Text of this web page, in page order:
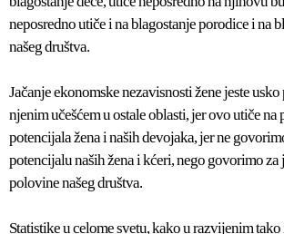
neposredno utiče i na blagostanje porodice i na
našeg društva.
Jačanje ekonomske nezavisnosti žene jeste usko
njenim učešćem u ostale oblasti, jer ovo utiče
potencijala žena i naših devojaka, jer ne
potencijalu naših žena i kćeri, nego govorimo za
polovine našeg društva.
Statistike u celome svetu, kako u razvijenim